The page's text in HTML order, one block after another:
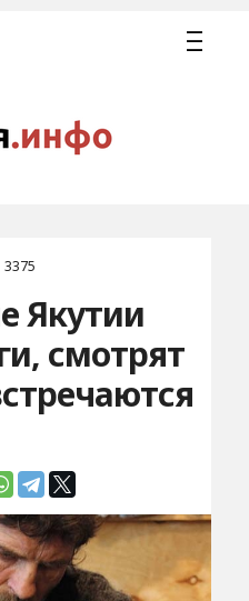
3375
Якутии
смотрят